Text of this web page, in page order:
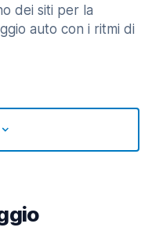
dei siti per la
auto con i ritmi di